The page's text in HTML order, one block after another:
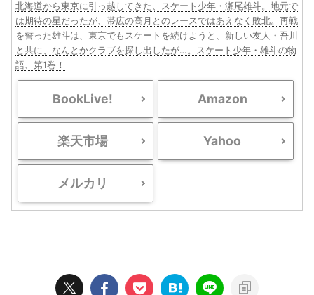
北海道から東京に引っ越してきた、スケート少年・瀬尾雄斗。地元で
は期待の星だったが、帯広の高月とのレースではあえなく敗北。再戦
を誓った雄斗は、東京でもスケートを続けようと、新しい友人・吾川
と共に、なんとかクラブを探し出したが…。スケート少年・雄斗の物
語、第1巻！
BookLive! Amazon
楽天市場 Yahoo
メルカリ